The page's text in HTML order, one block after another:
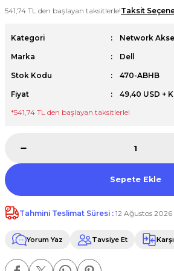
/ XPS+GPU
541,74 TL den başlayan taksitlerle!Taksit
Kategori Network
Marka Dell
Stok Kodu 470-ABHB
Fiyat
49,40 USD +
*541,74 TL den başlayan taksitlerle!
Sepete Ekle
Tahmini Teslimat Süresi : 12 Ağustos
Yorum Yaz Tavsiye Et